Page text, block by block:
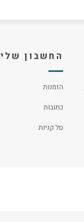
החשבון שלי
הזמנות
כתובות
סל קניות